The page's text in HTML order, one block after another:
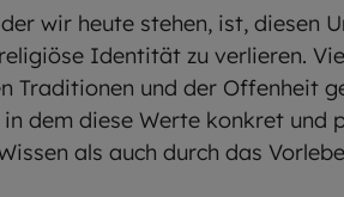
wir heute stehen, ist, diesen
Identität zu verlieren.
Traditionen und der Offenheit
dem diese Werte konkret und
als auch durch das